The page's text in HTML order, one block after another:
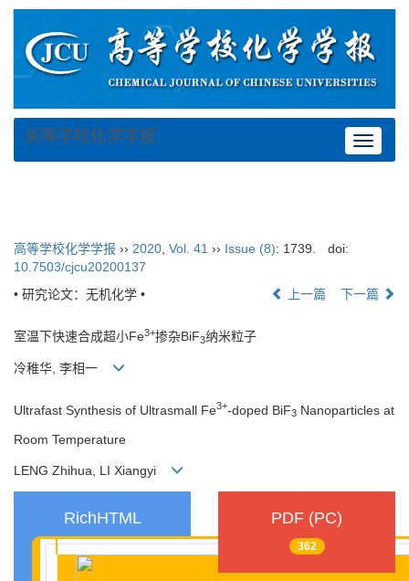
Toggle
高等学校化学学报
高等学校化学学报 ›› 2020, Vol. 41 ›› Issue (8): 1739.
doi:
10.7503/cjcu20200137
• 研究论文：无机化学 •
上一篇 下一篇
室温下快速合成超小Fe3+掺杂BiF3纳米粒子
冷稚华, 李相一
Ultrafast Synthesis of Ultrasmall Fe3+-doped BiF3 Nanoparticles at
Room Temperature
LENG Zhihua, LI Xiangyi
RichHTML PDF (PC)
362